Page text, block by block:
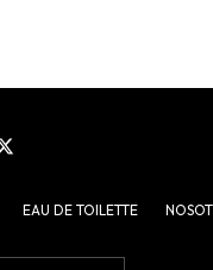
EAU DE TOILETTE